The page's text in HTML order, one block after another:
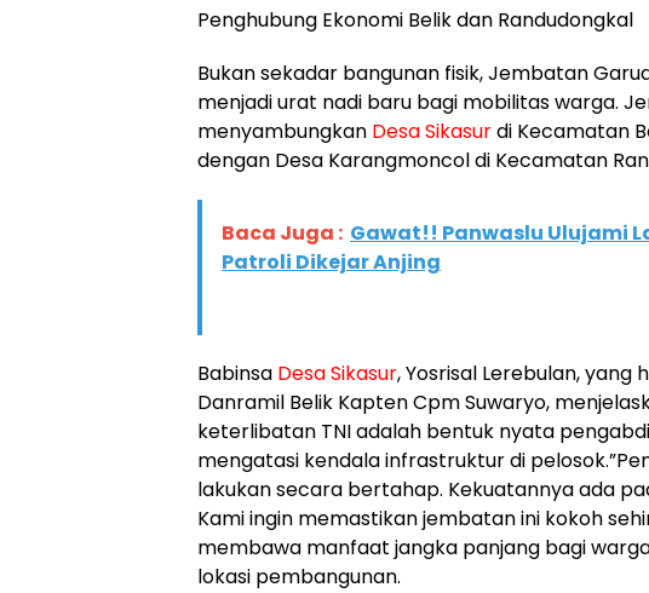
​Penghubung Ekonomi Belik dan Randudongkal
​Bukan sekadar bangunan fisik, Jembatan
menjadi urat nadi baru bagi mobilitas warga.
menyambungkan Desa Sikasurdi Kecamatan
dengan Desa Karangmoncol di Kecamatan
Baca Juga : Gawat!! Panwaslu Ulujami
Patroli Dikejar Anjing
​Babinsa Desa Sikasur, Yosrisal Lerebulan, yang
Danramil Belik Kapten Cpm Suwaryo,
keterlibatan TNI adalah bentuk nyata
mengatasi kendala infrastruktur di
lakukan secara bertahap. Kekuatannya ada
Kami ingin memastikan jembatan ini kokoh
membawa manfaat jangka panjang bagi
lokasi pembangunan.